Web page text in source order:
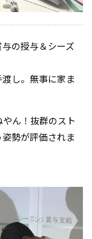
の授与＆シーズ
し。無事に家ま
ん！抜群のスト
勢が評価されま